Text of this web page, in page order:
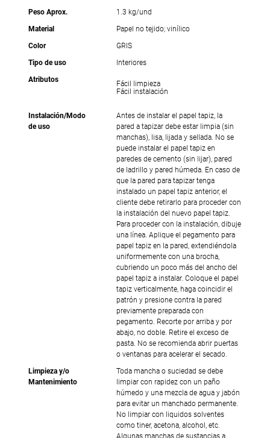
Peso Aprox.
1.3 kg/und
Material
Papel no tejido; vinílico
Color
GRIS
Tipo de uso
Interiores
Atributos
Fácil limpieza
Fácil instalación
Instalación/Modo
de uso
Antes de instalar el papel tapiz, la
pared a tapizar debe estar limpia (sin
manchas), lisa, lijada y sellada. No se
puede instalar el papel tapiz en
paredes de cemento (sin lijar), pared
de ladrillo y pared húmeda. En caso de
que la pared para tapizar tenga
instalado un papel tapiz anterior, el
cliente debe retirarlo para proceder con
la instalación del nuevo papel tapiz.
Para proceder con la instalación, dibuje
una línea. Aplique el pegamento para
papel tapiz en la pared, extendiéndola
uniformemente con una brocha,
cubriendo un poco más del ancho del
papel tapiz a instalar. Coloque el papel
tapiz verticalmente, haga coincidir el
patrón y presione contra la pared
previamente preparada con
pegamento. Recorte por arriba y por
abajo, no doble. Retire el exceso de
pasta. No se recomienda abrir puertas
o ventanas para acelerar el secado.
Limpieza y/o
Mantenimiento
Toda mancha o suciedad se debe
limpiar con rapidez con un paño
húmedo y una mezcla de agua y jabón
para evitar un manchado permanente.
No limpiar con liquidos solventes
como tiner, acetona, alcohol, etc.
Algunas manchas de sustancias a